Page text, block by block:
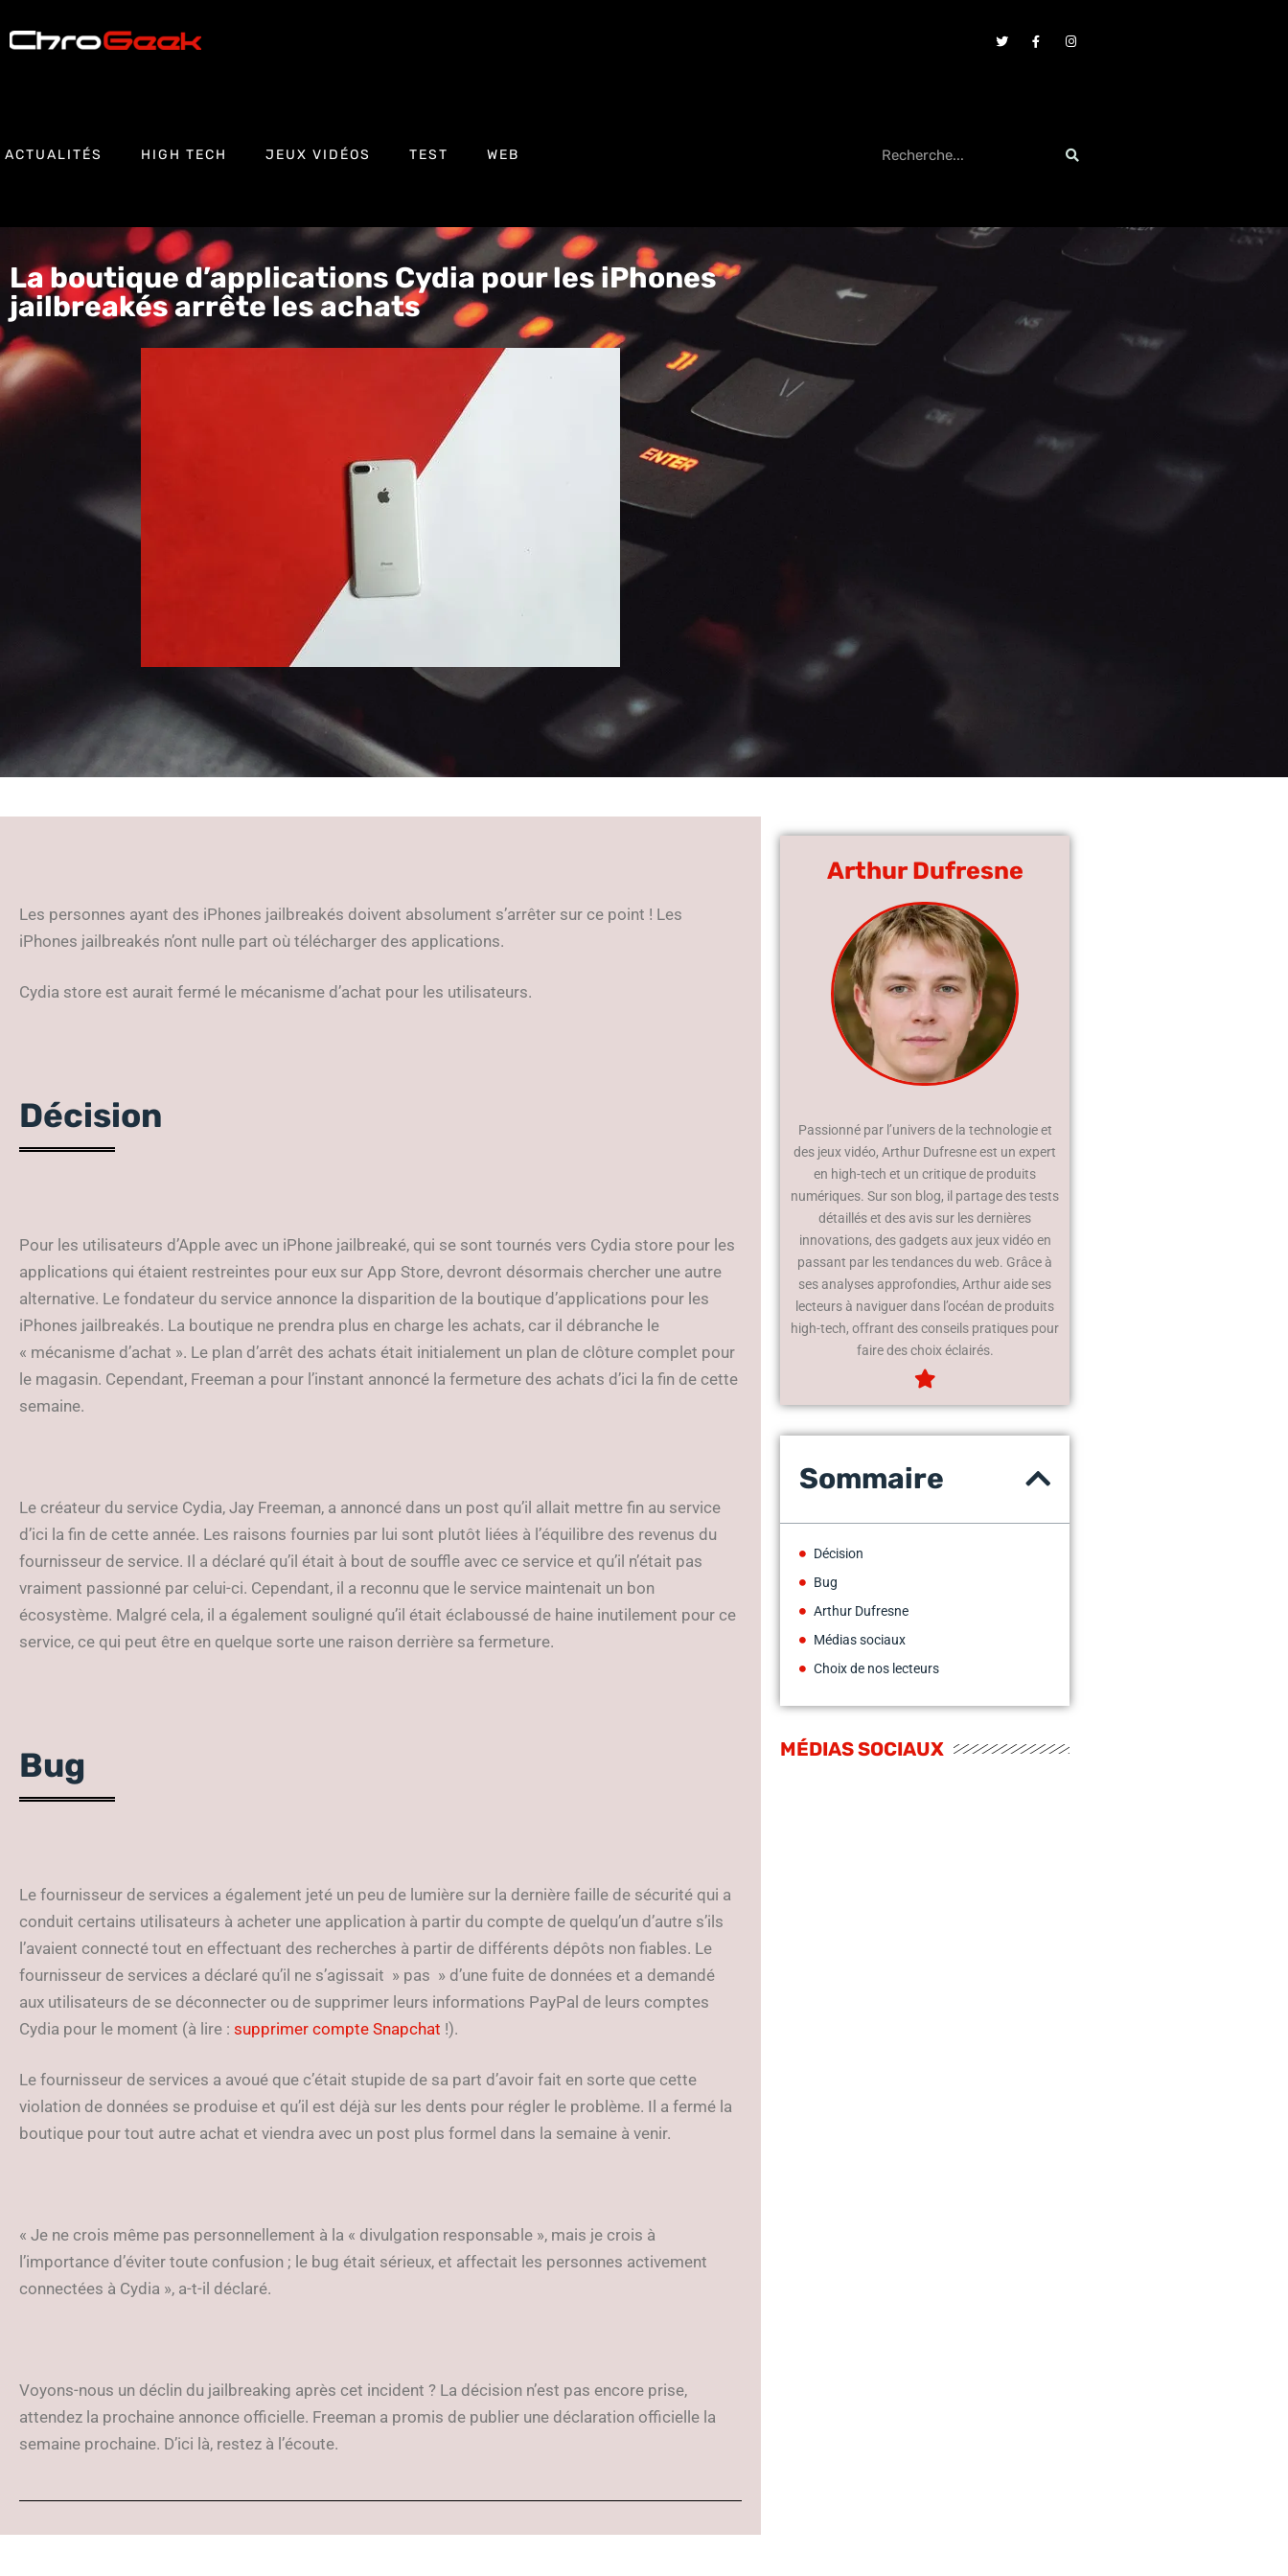
ACTUALITÉS HIGH TECH JEUX VIDÉOS TEST WEB
La boutique d’applications Cydia pour les iPhones
jailbreakés arrête les achats
Les personnes ayant des iPhones jailbreakés doivent absolument s’arrêter sur ce point ! Les
iPhones jailbreakés n’ont nulle part où télécharger des applications.
Cydia store est aurait fermé le mécanisme d’achat pour les utilisateurs.
Décision
Pour les utilisateurs d’Apple avec un iPhone jailbreaké, qui se sont tournés vers Cydia store pour les
applications qui étaient restreintes pour eux sur App Store, devront désormais chercher une autre
alternative. Le fondateur du service annonce la disparition de la boutique d’applications pour les
iPhones jailbreakés. La boutique ne prendra plus en charge les achats, car il débranche le
« mécanisme d’achat ». Le plan d’arrêt des achats était initialement un plan de clôture complet pour
le magasin. Cependant, Freeman a pour l’instant annoncé la fermeture des achats d’ici la fin de cette
semaine.
Le créateur du service Cydia, Jay Freeman, a annoncé dans un post qu’il allait mettre fin au service
d’ici la fin de cette année. Les raisons fournies par lui sont plutôt liées à l’équilibre des revenus du
fournisseur de service. Il a déclaré qu’il était à bout de souffle avec ce service et qu’il n’était pas
vraiment passionné par celui-ci. Cependant, il a reconnu que le service maintenait un bon
écosystème. Malgré cela, il a également souligné qu’il était éclaboussé de haine inutilement pour ce
service, ce qui peut être en quelque sorte une raison derrière sa fermeture.
Bug
Le fournisseur de services a également jeté un peu de lumière sur la dernière faille de sécurité qui a
conduit certains utilisateurs à acheter une application à partir du compte de quelqu’un d’autre s’ils
l’avaient connecté tout en effectuant des recherches à partir de différents dépôts non fiables. Le
fournisseur de services a déclaré qu’il ne s’agissait » pas » d’une fuite de données et a demandé
aux utilisateurs de se déconnecter ou de supprimer leurs informations PayPal de leurs comptes
Cydia pour le moment (à lire : supprimer compte Snapchat !).
Le fournisseur de services a avoué que c’était stupide de sa part d’avoir fait en sorte que cette
violation de données se produise et qu’il est déjà sur les dents pour régler le problème. Il a fermé la
boutique pour tout autre achat et viendra avec un post plus formel dans la semaine à venir.
« Je ne crois même pas personnellement à la « divulgation responsable », mais je crois à
l’importance d’éviter toute confusion ; le bug était sérieux, et affectait les personnes activement
connectées à Cydia », a-t-il déclaré.
Voyons-nous un déclin du jailbreaking après cet incident ? La décision n’est pas encore prise,
attendez la prochaine annonce officielle. Freeman a promis de publier une déclaration officielle la
semaine prochaine. D’ici là, restez à l’écoute.
Arthur Dufresne
Passionné par l’univers de la technologie et
des jeux vidéo, Arthur Dufresne est un expert
en high-tech et un critique de produits
numériques. Sur son blog, il partage des tests
détaillés et des avis sur les dernières
innovations, des gadgets aux jeux vidéo en
passant par les tendances du web. Grâce à
ses analyses approfondies, Arthur aide ses
lecteurs à naviguer dans l’océan de produits
high-tech, offrant des conseils pratiques pour
faire des choix éclairés.
Sommaire
Décision
Bug
Arthur Dufresne
Médias sociaux
Choix de nos lecteurs
MÉDIAS SOCIAUX